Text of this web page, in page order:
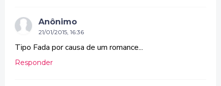
Anônimo
21/01/2015, 16:36
Tipo Fada por causa de um romance...
Responder